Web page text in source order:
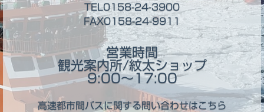
TEL0158-24-3900
FAX0158-24-9911
営業時間
観光案内所/紋太ショップ
9:00～17:00
高速都市間バスに関する問い合わせはこちら